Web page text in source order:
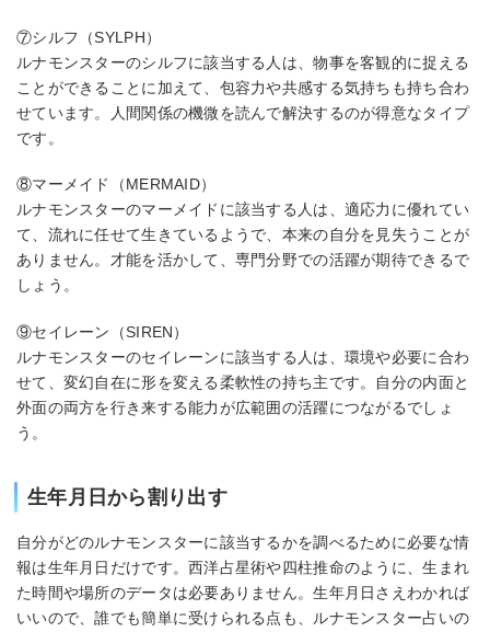
⑦シルフ（SYLPH）
ルナモンスターのシルフに該当する人は、物事を客観的に捉える
ことができることに加えて、包容力や共感する気持ちも持ち合わ
せています。人間関係の機微を読んで解決するのが得意なタイプ
です。
⑧マーメイド（MERMAID）
ルナモンスターのマーメイドに該当する人は、適応力に優れてい
て、流れに任せて生きているようで、本来の自分を見失うことが
ありません。才能を活かして、専門分野での活躍が期待できるで
しょう。
⑨セイレーン（SIREN）
ルナモンスターのセイレーンに該当する人は、環境や必要に合わ
せて、変幻自在に形を変える柔軟性の持ち主です。自分の内面と
外面の両方を行き来する能力が広範囲の活躍につながるでしょ
う。
生年月日から割り出す
自分がどのルナモンスターに該当するかを調べるために必要な情
報は生年月日だけです。西洋占星術や四柱推命のように、生まれ
た時間や場所のデータは必要ありません。生年月日さえわかれば
いいので、誰でも簡単に受けられる点も、ルナモンスター占いの